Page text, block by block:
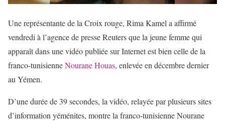
Une représentante de la Croix rouge, Rima Kamel a affirmé
vendredi à l’agence de presse Reuters que la jeune femme qui
apparaît dans une vidéo publiée sur Internet est bien celle de la
franco-tunisienneNourane Houas, enlevée en décembre dernier
au Yémen.
D’une durée de 39 secondes, la vidéo, relayée par plusieurs sites
d’information yéménites, montre la franco-tunisienne Nourane